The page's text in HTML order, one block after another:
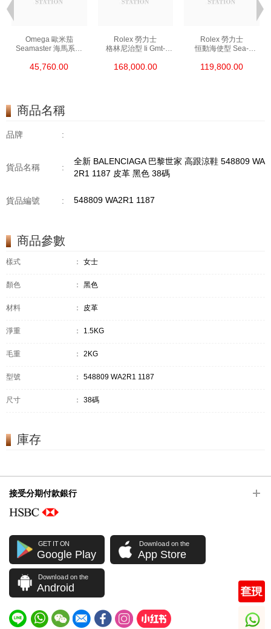
Omega 歐米茄
Seamaster 海馬系列
精鋼 Nekton Edition
45,760.00
Rolex 勞力士
格林尼治型 Ii Gmt-
0002 18kt玫瑰金/鋼
168,000.00
Rolex 勞力士
恒動海使型 Sea-
精鋼 單紅
119,800.00
商品名稱
品牌 :
貨品名稱 :
全新 BALENCIAGA 巴黎世家 高跟涼鞋 548809 WA
2R1 1187 皮革 黑色 38碼
貨品編號 : 548809 WA2R1 1187
商品參數
樣式 ： 女士
顏色 ： 黑色
材料 ： 皮革
淨重 ： 1.5KG
毛重 ： 2KG
型號 ： 548809 WA2R1 1187
尺寸 ： 38碼
庫存
接受分期付款銀行
GET IT ON
Google Play
Download on the
App Store
Download on the
Android